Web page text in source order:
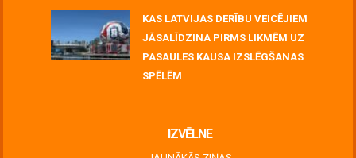
KAS LATVIJAS DERĪBU VEICĒJIEM
JĀSALĪDZINA PIRMS LIKMĒM UZ
PASAULES KAUSA IZSLĒGŠANAS
SPĒLĒM
IZVĒLNE